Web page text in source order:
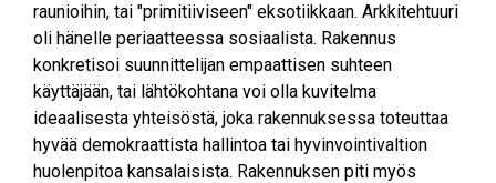
raunioihin, tai "primitiiviseen" eksotiikkaan. Arkkitehtuuri
oli hänelle periaatteessa sosiaalista. Rakennus
konkretisoi suunnittelijan empaattisen suhteen
käyttäjään, tai lähtökohtana voi olla kuvitelma
ideaalisesta yhteisöstä, joka rakennuksessa toteuttaa
hyvää demokraattista hallintoa tai hyvinvointivaltion
huolenpitoa kansalaisista. Rakennuksen piti myös